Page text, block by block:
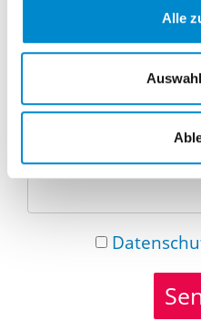
Alle
Nachricht